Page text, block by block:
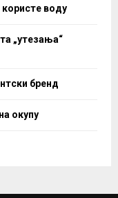
воду
„утезања“
бренд
окупу